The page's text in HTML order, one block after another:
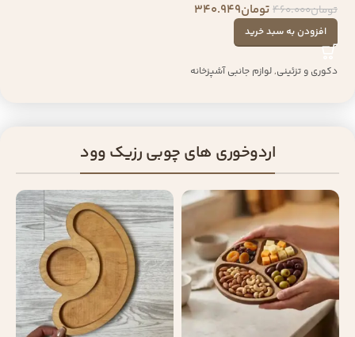
تومان460.000تومان340.949
افزودن به سبد خرید
دکوری و تزئینی,لوازم جانبی آشپزخانه
اردوخوری های چوبی رزیک وود